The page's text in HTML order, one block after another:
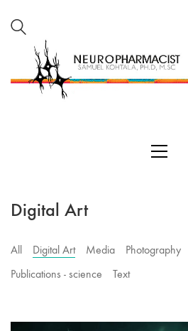
Digital Art
All Digital Art Media Photography
Publications - science
Text